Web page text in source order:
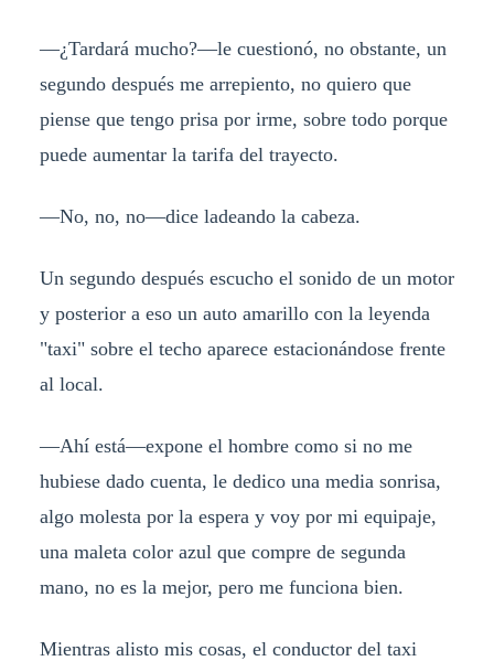
—¿Tardará mucho?—le cuestionó, no obstante, un
segundo después me arrepiento, no quiero que
piense que tengo prisa por irme, sobre todo porque
puede aumentar la tarifa del trayecto.
—No, no, no—dice ladeando la cabeza.
Un segundo después escucho el sonido de un motor
y posterior a eso un auto amarillo con la leyenda
"taxi" sobre el techo aparece estacionándose frente
al local.
—Ahí está—expone el hombre como si no me
hubiese dado cuenta, le dedico una media sonrisa,
algo molesta por la espera y voy por mi equipaje,
una maleta color azul que compre de segunda
mano, no es la mejor, pero me funciona bien.
Mientras alisto mis cosas, el conductor del taxi